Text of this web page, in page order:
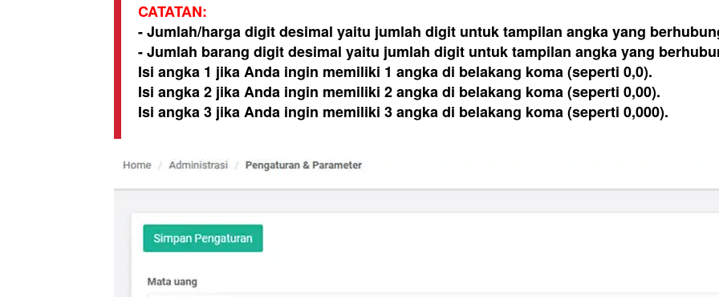
CATATAN:
-Jumlah/harga digit desimal yaitu jumlah digit untuk tampilan angka yang
-Jumlah barang digit desimal yaitu jumlah digit untuk tampilan angka yang
Isi angka 1 jika Anda ingin memiliki 1 angka di belakang koma (seperti 0,0).
Isi angka 2 jika Anda ingin memiliki 2 angka di belakang koma (seperti 0,00).
Isi angka 3 jika Anda ingin memiliki 3 angka di belakang koma (seperti 0,000).